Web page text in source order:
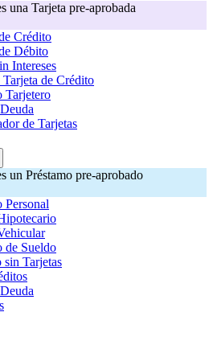
una Tarjeta pre-aprobada
Crédito
Débito
Intereses
de Crédito
Tarjetero
de Tarjetas
un Préstamo pre-aprobado
Personal
de Sueldo
sin Tarjetas